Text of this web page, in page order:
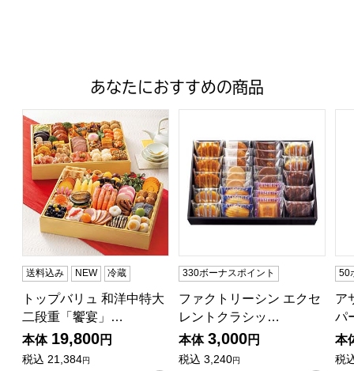
あなたにおすすめの商品
トップバリュ 和洋中特大二段重「饗宴」(きょうえん)【4
送料込み NEW 冷蔵
トップバリュ 和洋中特大
二段重「饗宴」…
本体 19,800円
税込 21,384円
330ボーナスポイント
ファクトリーシン エクセ
レントクラシッ…
本体 3,000円
税込 3,240円
50
ア
パ
本
税